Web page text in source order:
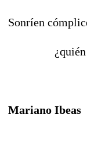
Sonríen
¿quién
Mariano Ibeas
7/05/